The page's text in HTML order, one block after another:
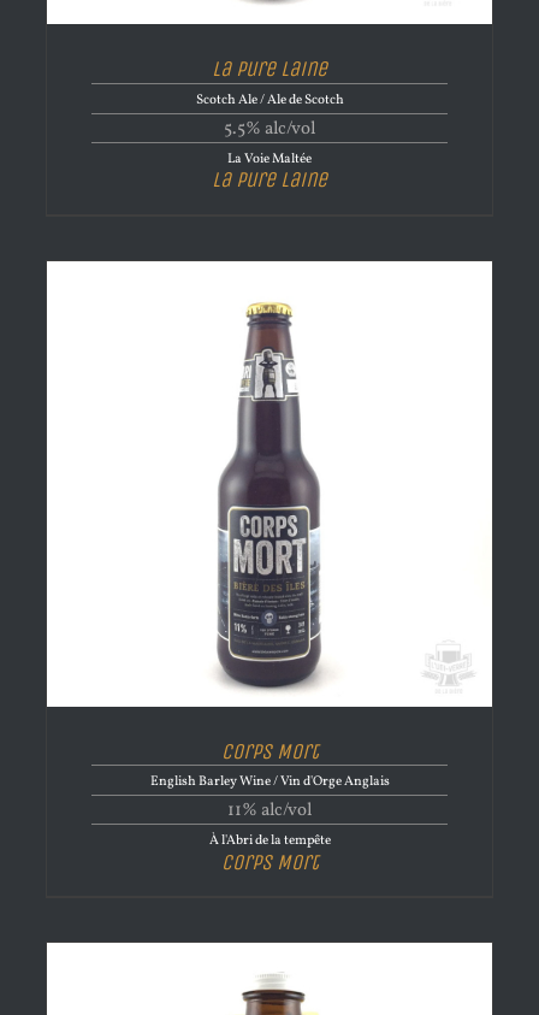
La Pure Laine
Scotch Ale / Ale de Scotch
5.5% alc/vol
La Voie Maltée
La Pure Laine
Corps Mort
English Barley Wine / Vin d'Orge Anglais
11% alc/vol
À l'Abri de la tempête
Corps Mort